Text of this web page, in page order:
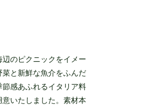
のピクニックをイメー
と新鮮な魚介をふんだ
感あふれるイタリア料
いたしました。素材本